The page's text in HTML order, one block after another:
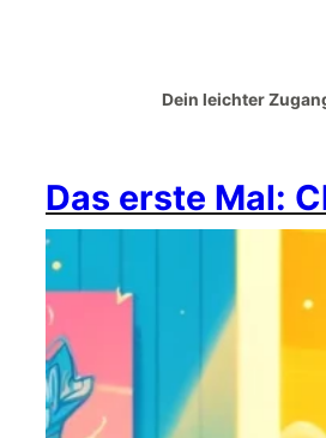
Dein leichter
Das erste Mal: